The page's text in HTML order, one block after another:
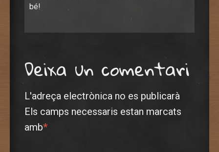
bé!
Deixa un comentari
L'adreça electrònica no es publicarà
Els camps necessaris estan marcats
amb*